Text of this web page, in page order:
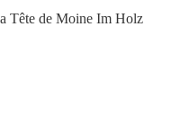
Tête de Moine Im Holz